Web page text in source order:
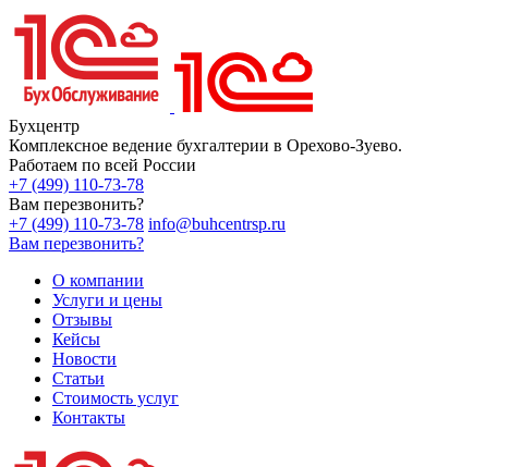
Бухцентр
Комплексное ведение бухгалтерии в Орехово-Зуево.
Работаем по всей России
+7 (499) 110-73-78
Вам перезвонить?
+7 (499) 110-73-78 info@buhcentrsp.ru
Вам перезвонить?
О компании
Услуги и цены
Отзывы
Кейсы
Новости
Статьи
Стоимость услуг
Контакты